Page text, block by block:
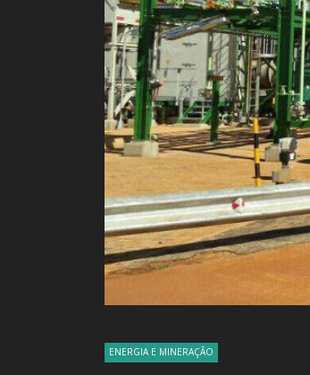
ENERGIA E MINERAÇÃO